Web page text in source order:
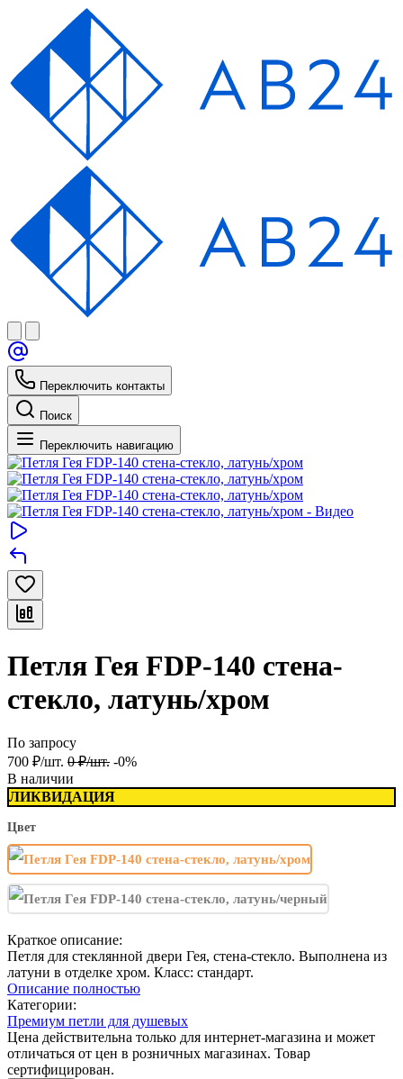
Переключить контакты
Поиск
Переключить навигацию
Петля Гея FDP-140 стена-
стекло, латунь/хром
По запросу
700 ₽/шт. 0 ₽/шт. -0%
В наличии
ЛИКВИДАЦИЯ
Цвет
Краткое описание:
Петля для стеклянной двери Гея, стена-стекло. Выполнена из
латуни в отделке хром. Класс: стандарт.
Описание полностью
Категории:
Премиум петли для душевых
Цена действительна только для интернет-магазина и может
отличаться от цен в розничных магазинах. Товар
сертифицирован.